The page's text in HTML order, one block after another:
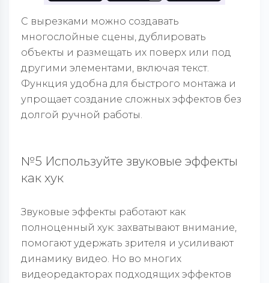
С вырезками можно создавать
многослойные сцены, дублировать
объекты и размещать их поверх или под
другими элементами, включая текст.
Функция удобна для быстрого монтажа и
упрощает создание сложных эффектов без
долгой ручной работы.
№5 Используйте звуковые эффекты
как хук
Звуковые эффекты работают как
полноценный хук: захватывают внимание,
помогают удержать зрителя и усиливают
динамику видео. Но во многих
видеоредакторах подходящих эффектов